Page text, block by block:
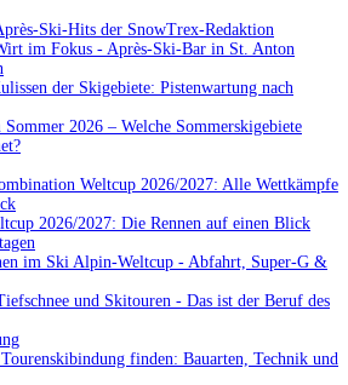
Ski-Hits der SnowTrex-Redaktion
im Fokus - Après-Ski-Bar in St. Anton
der Skigebiete: Pistenwartung nach
2026 – Welche Sommerskigebiete
Weltcup 2026/2027: Alle Wettkämpfe
2026/2027: Die Rennen auf einen Blick
im Ski Alpin-Weltcup - Abfahrt, Super-G &
und Skitouren - Das ist der Beruf des
finden: Bauarten, Technik und